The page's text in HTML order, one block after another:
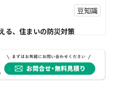
豆知識
る、住まいの防災対策
、心よりお見舞い申し上げま
…
社長コラム